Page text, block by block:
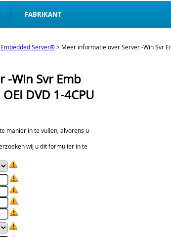
FABRIKANT
Server®> Meer informatie over Server -Win Svr
-Win Svr Emb
DVD 1-4CPU
manier in te vullen, alvorens u
wij u dit formulier in te